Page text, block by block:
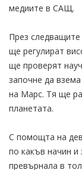
медиите в САЩ.
През
ще регулират
ще проверят
започне да
на Марс. Тя ще
планетата.
С помощта на
по какъв начин
превърнала в